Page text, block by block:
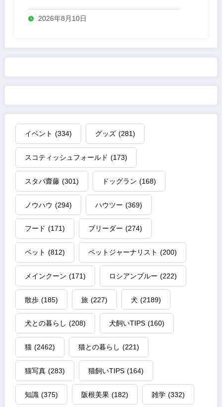
2026年8月10日
イベント (334) グッズ (281)
スコティッシュフォールド (173)
スタパ齋藤 (301) ドッグラン (168)
ノウハウ (294) ハウツー (369)
フード (171) ブリーダー (274)
ペット (812) ペットジャーナリスト (200)
メインクーン (171) ロシアンブルー (222)
散歩 (185) 旅 (227) 犬 (2189)
犬との暮らし (208) 犬飼いTIPS (160)
猫 (2462) 猫との暮らし (221)
猫写真 (283) 猫飼いTIPS (164)
知識 (375) 阪根美果 (182) 雑学 (332)